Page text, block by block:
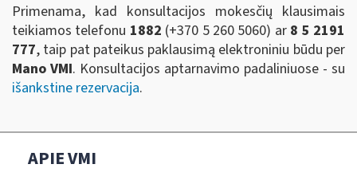
Primenama, kad konsultacijos mokesčių klausimais
teikiamos telefonu 1882 (+370 5 260 5060) ar 8 5 2191
777, taip pat pateikus paklausimą elektroniniu būdu per
Mano VMI. Konsultacijos aptarnavimo padaliniuose - su
išankstine rezervacija.
APIE VMI